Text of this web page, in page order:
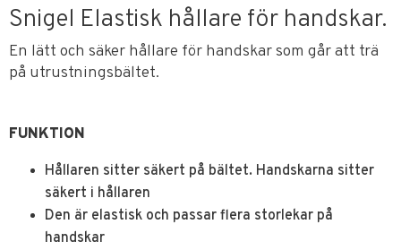
Snigel Elastisk hållare för handskar.
En lätt och säker hållare för handskar som går att trä
på utrustningsbältet.
FUNKTION
Hållaren sitter säkert på bältet. Handskarna sitter
säkert i hållaren
Den är elastisk och passar flera storlekar på
handskar